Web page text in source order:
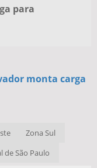
para
monta carga
Zona Sul
de São Paulo